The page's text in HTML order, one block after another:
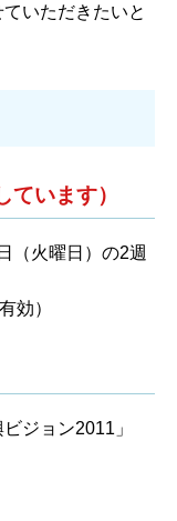
いただきたいと
ています）
（火曜日）の2週
効）
ジョン2011」